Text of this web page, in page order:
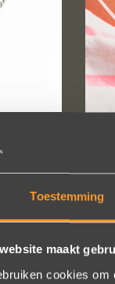
Toestemming
website maakt
cookies om